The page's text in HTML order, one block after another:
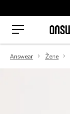
Answear Žene